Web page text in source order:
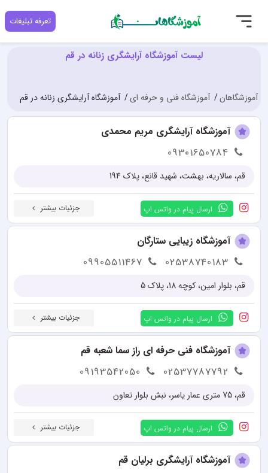
تعرفه تبلیغات
لیست آموزشگاه آرایشگری زنانه در قم
آموزشگاهان آموزشگاه فنی و حرفه ای آموزشگاه آرایشگری زنانه در قم
آموزشگاه آرایشگری مریم محمدی
09301650784
قم، سالاریه، بهشت، شهید قانع، پلاک 194
ارسال پیام در واتس اپ جزئیات بیشتر
آموزشگاه زیبایی ستارگان
02538740183
09905511467
قم، بلوار امین، کوچه 18، پلاک 5
ارسال پیام در واتس اپ جزئیات بیشتر
آموزشگاه فنی حرفه ای راز سما شعبه قم‎
02537787792
09193542050
قم، 75 متری عمار یاسر، نبش بلوار تعاون
ارسال پیام در واتس اپ جزئیات بیشتر
آموزشگاه آرایشگری برلیان قم